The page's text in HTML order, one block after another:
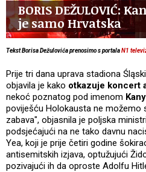
BORIS DEŽULOVIĆ:
je samo Hrvatska
Tekst Borisa Dežulovića prenosimo s portalaN1
Prije tri dana uprava stadiona
objavila je kako otkazuje koncert
nekoć poznatog pod imenom
poviješću Holokausta ne možemo
zabava", objasnila je poljska
podsjećajući na ne tako davnu
Yea, koji je prije četiri godine
antisemitskih izjava, optužujući
pozivajući ih da oproste Adolfu